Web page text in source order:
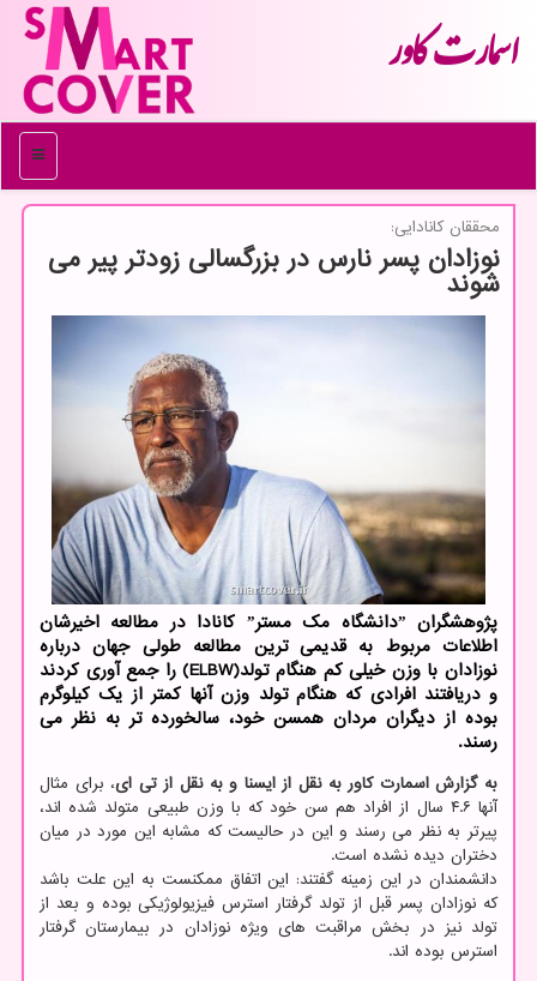
اسمارت كاور
منو
محققان كانادایی:
نوزادان پسر نارس در بزرگسالی زودتر پیر می
شوند
پژوهشگران ˮدانشگاه مک مسترˮ کانادا در مطالعه اخیرشان
اطلاعات مربوط به قدیمی ترین مطالعه طولی جهان درباره
نوزادان با وزن خیلی کم هنگام تولد(ELBW) را جمع آوری کردند
و دریافتند افرادی که هنگام تولد وزن آنها کمتر از یک کیلوگرم
بوده از دیگران مردان همسن خود، سالخورده تر به نظر می
رسند.
به گزارش اسمارت کاور به نقل از ایسنا و به نقل از تی ای، برای مثال
آنها ۴.۶ سال از افراد هم سن خود که با وزن طبیعی متولد شده اند،
پیرتر به نظر می رسند و این در حالیست که مشابه این مورد در میان
دختران دیده نشده است.
دانشمندان در این زمینه گفتند: این اتفاق ممکنست به این علت باشد
که نوزادان پسر قبل از تولد گرفتار استرس فیزیولوژیکی بوده و بعد از
تولد نیز در بخش مراقبت های ویژه نوزادان در بیمارستان گرفتار
استرس بوده اند.